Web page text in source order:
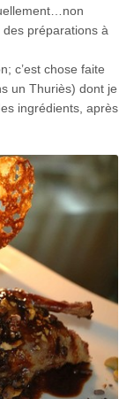
préparations à
c’est chose faite
un Thuriès) dont je
ingrédients, après